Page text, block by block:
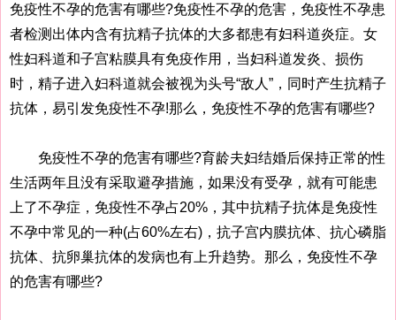
免疫性不孕的危害有哪些?免疫性不孕的危害，免疫性不孕患
者检测出体内含有抗精子抗体的大多都患有妇科道炎症。女
性妇科道和子宫粘膜具有免疫作用，当妇科道发炎、损伤
时，精子进入妇科道就会被视为头号“敌人”，同时产生抗精子
抗体，易引发免疫性不孕!那么，免疫性不孕的危害有哪些?
免疫性不孕的危害有哪些?育龄夫妇结婚后保持正常的性
生活两年且没有采取避孕措施，如果没有受孕，就有可能患
上了不孕症，免疫性不孕占20%，其中抗精子抗体是免疫性
不孕中常见的一种(占60%左右)，抗子宫内膜抗体、抗心磷脂
抗体、抗卵巢抗体的发病也有上升趋势。那么，免疫性不孕
的危害有哪些?